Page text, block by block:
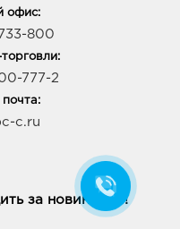
руб.
г Воронеж, ул
г Воронеж, пр-кт
офис:
800
777-2
c.ru
за новинками!